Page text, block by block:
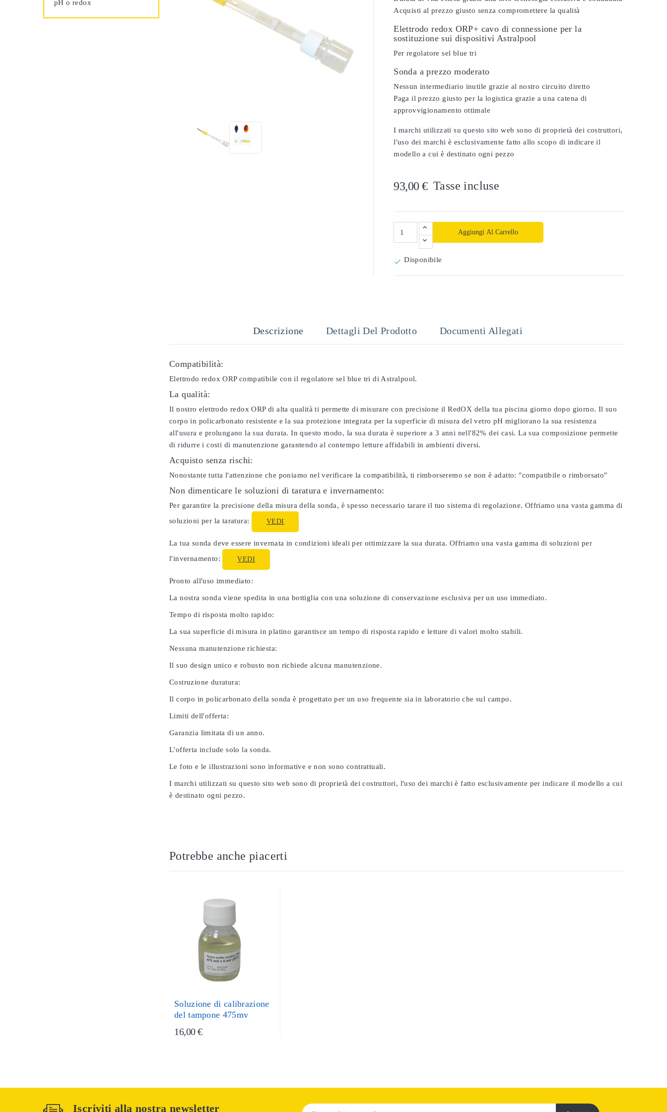
pH o redox
Acquisti al prezzo giusto senza compromettere la qualità
Elettrodo redox ORP+ cavo di connessione per la
sostituzione sui dispositivi Astralpool
Per regolatore sel blue tri
Sonda a prezzo moderato
Nessun intermediario inutile grazie al nostro circuito diretto
Paga il prezzo giusto per la logistica grazie a una catena di
approvvigionamento ottimale
I marchi utilizzati su questo sito web sono di proprietà dei costruttori,
l'uso dei marchi è esclusivamente fatto allo scopo di indicare il
modello a cui è destinato ogni pezzo
93,00 € Tasse incluse
Aggiungi Al Carrello
 Disponibile
Descrizione Dettagli Del Prodotto Documenti Allegati
Compatibilità:
Elettrodo redox ORP compatibile con il regolatore sel blue tri di Astralpool.
La qualità:
Il nostro elettrodo redox ORP di alta qualità ti permette di misurare con precisione il RedOX della tua piscina giorno dopo giorno. Il suo
corpo in policarbonato resistente e la sua protezione integrata per la superficie di misura del vetro pH migliorano la sua resistenza
all'usura e prolungano la sua durata. In questo modo, la sua durata è superiore a 3 anni nell'82% dei casi. La sua composizione permette
di ridurre i costi di manutenzione garantendo al contempo letture affidabili in ambienti diversi.
Acquisto senza rischi:
Nonostante tutta l'attenzione che poniamo nel verificare la compatibilità, ti rimborseremo se non è adatto: "compatibile o rimborsato"
Non dimenticare le soluzioni di taratura e invernamento:
Per garantire la precisione della misura della sonda, è spesso necessario tarare il tuo sistema di regolazione. Offriamo una vasta gamma di
soluzioni per la taratura:
VEDI
La tua sonda deve essere invernata in condizioni ideali per ottimizzare la sua durata. Offriamo una vasta gamma di soluzioni per
l'invernamento:
VEDI
Pronto all'uso immediato:
La nostra sonda viene spedita in una bottiglia con una soluzione di conservazione esclusiva per un uso immediato.
Tempo di risposta molto rapido:
La sua superficie di misura in platino garantisce un tempo di risposta rapido e letture di valori molto stabili.
Nessuna manutenzione richiesta:
Il suo design unico e robusto non richiede alcuna manutenzione.
Costruzione duratura:
Il corpo in policarbonato della sonda è progettato per un uso frequente sia in laboratorio che sul campo.
Limiti dell'offerta:
Garanzia limitata di un anno.
L'offerta include solo la sonda.
Le foto e le illustrazioni sono informative e non sono contrattuali.
I marchi utilizzati su questo sito web sono di proprietà dei costruttori, l'uso dei marchi è fatto esclusivamente per indicare il modello a cui
è destinato ogni pezzo.
Potrebbe anche piacerti
Soluzione di calibrazione
del tampone 475mv
16,00 €
Iscriviti alla nostra newsletter